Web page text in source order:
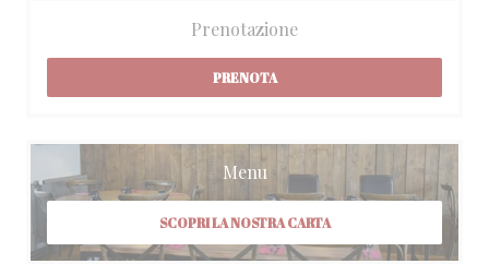
Prenotazione
PRENOTA
Menu
SCOPRI LA NOSTRA CARTA